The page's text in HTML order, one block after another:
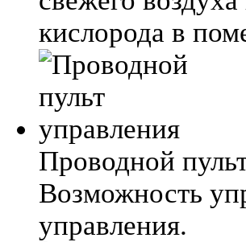
кислорода в
Проводной
Возможность
управления.